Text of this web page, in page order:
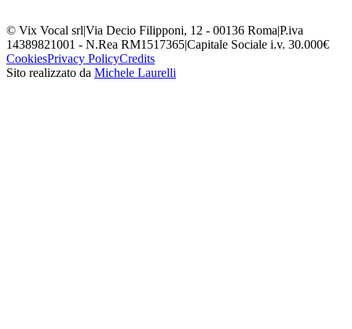
© Vix Vocal srl|Via Decio Filipponi, 12 - 00136 Roma|P.iva
14389821001 - N.Rea RM1517365|Capitale Sociale i.v. 30.000€
CookiesPrivacy PolicyCredits
Sito realizzato da Michele Laurelli